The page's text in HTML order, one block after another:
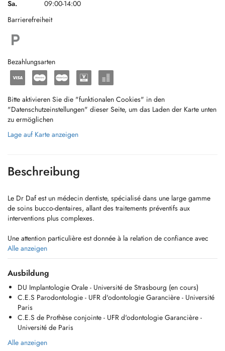
Sa.
09:00-14:00
Barrierefreiheit
Bezahlungsarten
Bitte aktivieren Sie die "funktionalen Cookies" in den
"Datenschutzeinstellungen" dieser Seite, um das Laden der Karte unten
zu ermöglichen
Lage auf Karte anzeigen
Beschreibung
Le Dr Daf est un médecin dentiste, spécialisé dans une large gamme
de soins bucco-dentaires, allant des traitements préventifs aux
interventions plus complexes.
Une attention particulière est donnée à la relation de confiance avec
les patients. Grâce à une écoute attentive et un diagnostic précis, il
prend le temps d'expliquer chaque étape des traitements et de
répondre aux questions, garantissant ainsi un suivi personnalisé et
rassurant.
Les services proposés :
Soins dentaires généraux: prévention, conseils, traitement des caries,
traitements de racines,soins des gencives,extractions dentaire simples
ou complexes (dent de sagesse)
Alle anzeigen
Ausbildung
DU Implantologie Orale - Université de Strasbourg (en cours)
C.E.S Parodontologie - UFR d'odontologie Garancière - Université
Paris
C.E.S de Prothèse conjointe - UFR d'odontologie Garancière -
Université de Paris
Alle anzeigen